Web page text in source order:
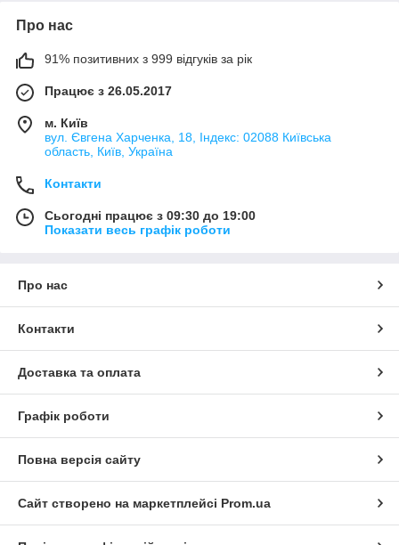
Про нас
91% позитивних з 999 відгуків за рік
Працює з 26.05.2017
м. Київ
вул. Євгена Харченка, 18, Індекс: 02088 Київська
область, Київ, Україна
Контакти
Сьогодні працює з 09:30 до 19:00
Показати весь графік роботи
Про нас
Контакти
Доставка та оплата
Графік роботи
Повна версія сайту
Сайт створено на маркетплейсі Prom.ua